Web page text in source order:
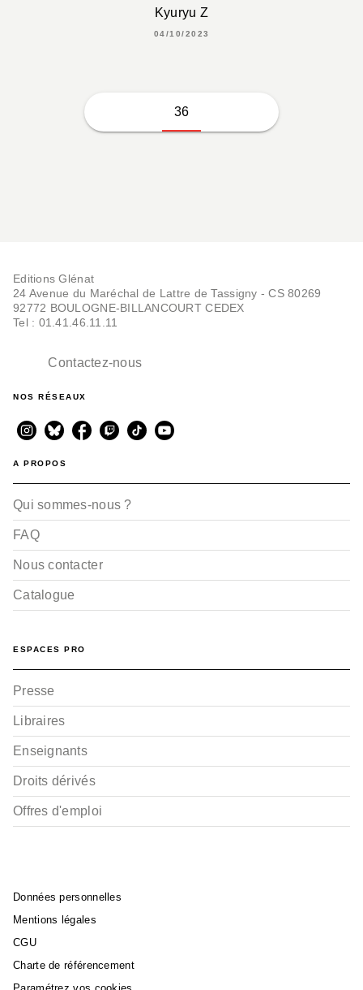
Kyuryu Z
04/10/2023
36
Editions Glénat
24 Avenue du Maréchal de Lattre de Tassigny - CS 80269
92772 BOULOGNE-BILLANCOURT CEDEX
Tel : 01.41.46.11.11
Contactez-nous
NOS RÉSEAUX
A PROPOS
Qui sommes-nous ?
FAQ
Nous contacter
Catalogue
ESPACES PRO
Presse
Libraires
Enseignants
Droits dérivés
Offres d'emploi
Données personnelles
Mentions légales
CGU
Charte de référencement